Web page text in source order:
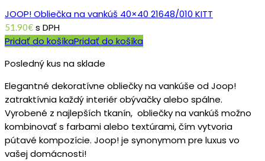
JOOP! Obliečka na vankúš 40×40 21648/010 KITT
51.90€ s DPH
Pridať do košíkaPridať do košíka
Posledný kus na sklade
Elegantné dekoratívne obliečky na vankúše od Joop!
zatraktívnia každý interiér obývačky alebo spálne.
Vyrobené z najlepších tkanín, obliečky na vankúš možno
kombinovať s farbami alebo textúrami, čím vytvoria
pútavé kompozície. Joop! je synonymom pre luxus vo
vašej domácnosti!